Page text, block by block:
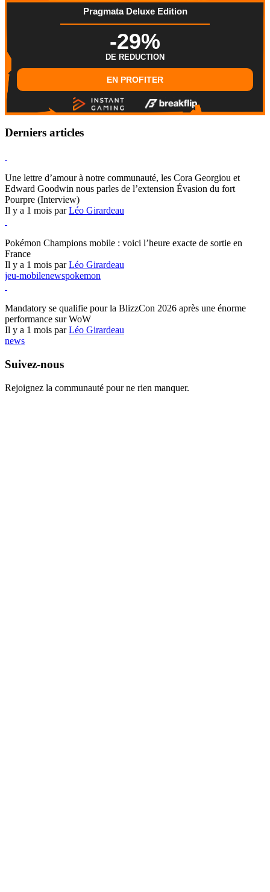
Pragmata Deluxe Edition
-29%
DE REDUCTION
EN PROFITER
Derniers articles
Une lettre d’amour à notre communauté, les Cora Georgiou et
Edward Goodwin nous parles de l’extension Évasion du fort
Pourpre (Interview)
Il y a 1 mois parLéo Girardeau
Pokémon Champions mobile : voici l’heure exacte de sortie en
France
Il y a 1 mois parLéo Girardeau
jeu-mobilenewspokemon
Mandatory se qualifie pour la BlizzCon 2026 après une énorme
performance sur WoW
Il y a 1 mois parLéo Girardeau
news
Suivez-nous
Rejoignez la communauté pour ne rien manquer.